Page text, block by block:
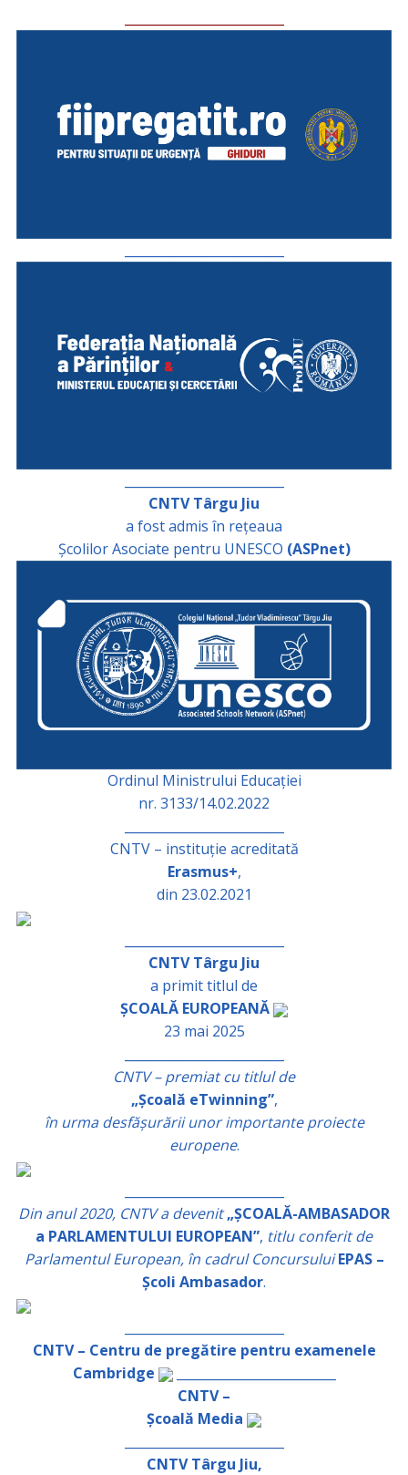
CNTV Târgu Jiu
a fost admis în rețeaua
Școlilor Asociate pentru UNESCO (ASPnet)
Ordinul Ministrului Educației
nr. 3133/14.02.2022
CNTV – instituție acreditată
Erasmus+,
din 23.02.2021
CNTV Târgu Jiu
a primit titlul de
ȘCOALĂ EUROPEANĂ
23 mai 2025
CNTV – premiat cu titlul de
„Școală eTwinning”,
în urma desfășurării unor importante proiecte
europene.
Din anul 2020, CNTV a devenit „ȘCOALĂ-AMBASADOR
a PARLAMENTULUI EUROPEAN”, titlu conferit de
Parlamentul European, în cadrul Concursului EPAS –
Școli Ambasador.
CNTV – Centru de pregătire pentru examenele
Cambridge
_________________________
CNTV –
Școală Media
CNTV Târgu Jiu,